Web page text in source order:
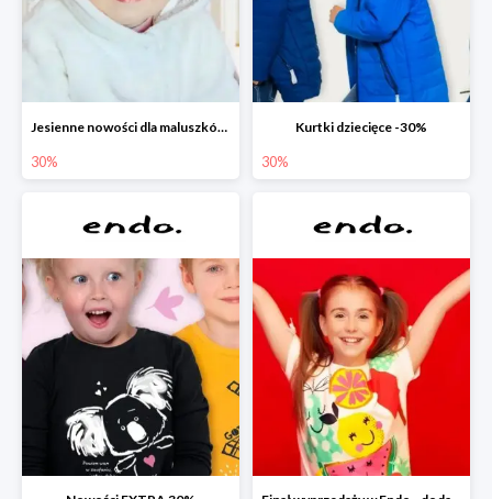
Jesienne nowości dla maluszków -30%
30%
Kurtki dziecięce -30%
30%